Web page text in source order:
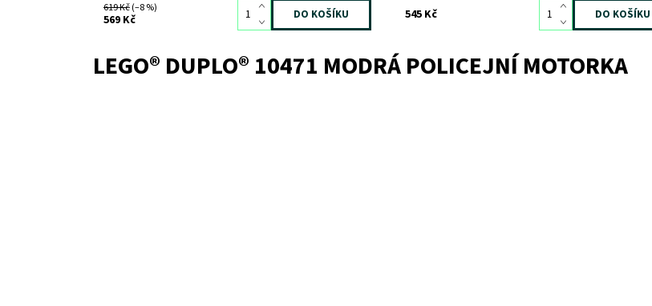
619 Kč(–8 %)
569 Kč
545 Kč
LEGO® DUPLO® 10471 MODRÁ POLICEJNÍ MOTORKA